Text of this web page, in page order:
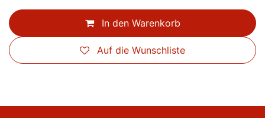
In den Warenkorb
Auf die Wunschliste